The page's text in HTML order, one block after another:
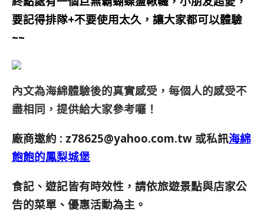
要記得排隊+不要使用太久，讓大家都可以體驗
~~
內文為海綿體驗後的真實感受，每個人的感受不
盡相同，提供給大家參考囉！
廠商邀約 : z78625@yahoo.com.tw 或私訊海綿
飽飽的鳳梨城堡
食記、遊記皆有時效性，請依旅遊景點與店家公
告的菜單、優惠活動為主。